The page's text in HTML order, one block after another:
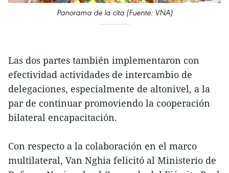
Panorama de la cita (Fuente: VNA)
Las dos partes también implementaron con
efectividad actividades de intercambio de
delegaciones, especialmente de altonivel, a la
par de continuar promoviendo la cooperación
bilateral encapacitación.
Con respecto a la colaboración en el marco
multilateral, Van Nghia felicitó al Ministerio de